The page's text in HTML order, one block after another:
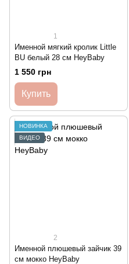
1
Именной мягкий кролик Little
BU белый 28 см HeyBaby
1 550 грн
Купить
НОВИНКА
ВИДЕО
2
Именной плюшевый зайчик 39
см мокко HeyBaby